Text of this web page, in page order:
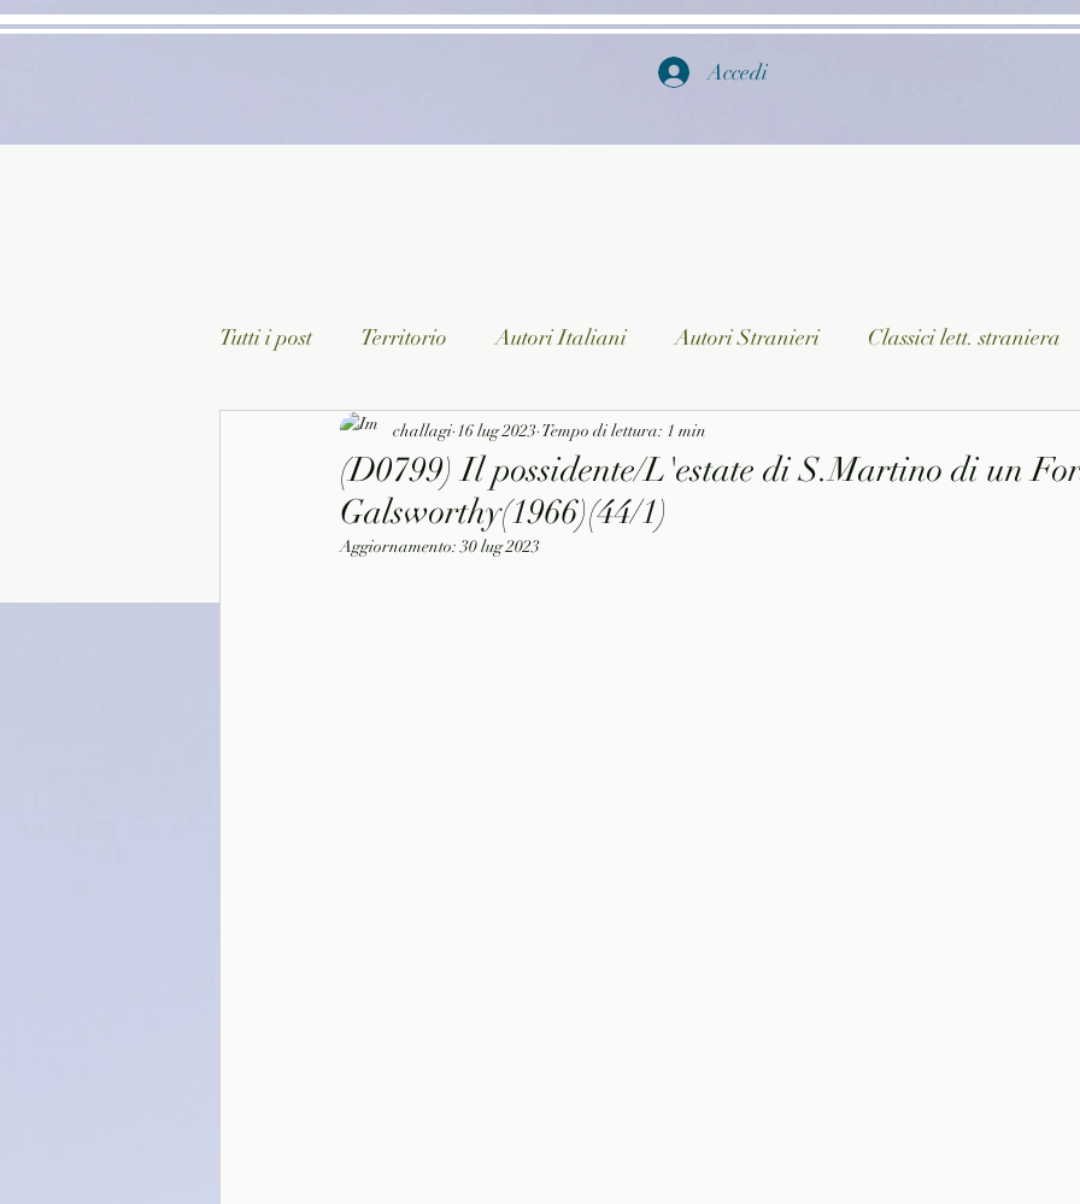
Accedi
Tutti i post Territorio Autori Italiani Autori Stranieri Classici lett. straniera
Classici lett. italiana Saggistica Ragazzi
Arte/Pittura Teatro/Poesia/Musica
(D0799) Il possidente/L'estate di S.Martino di un
Galsworthy(1966)(44/1)
challagi 16 lug 2023 Tempo di lettura: 1 min
Aggiornamento:30 lug 2023